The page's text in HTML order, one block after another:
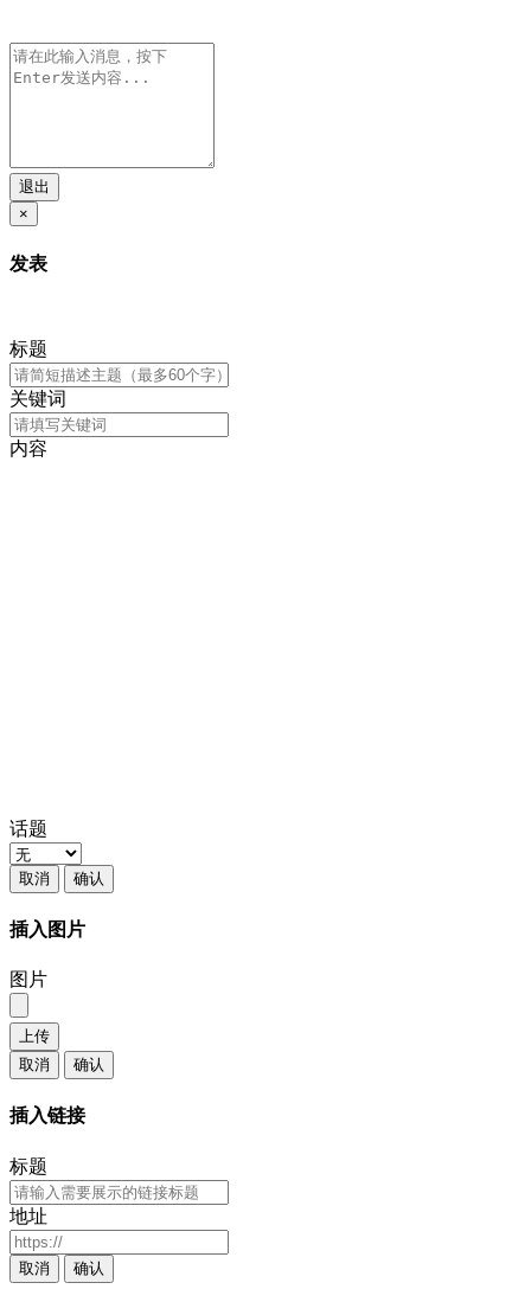
退出
×
发表
标题
关键词
内容
话题
取消 确认
插入图片
图片
上传
取消
确认
插入链接
标题
地址
取消 确认